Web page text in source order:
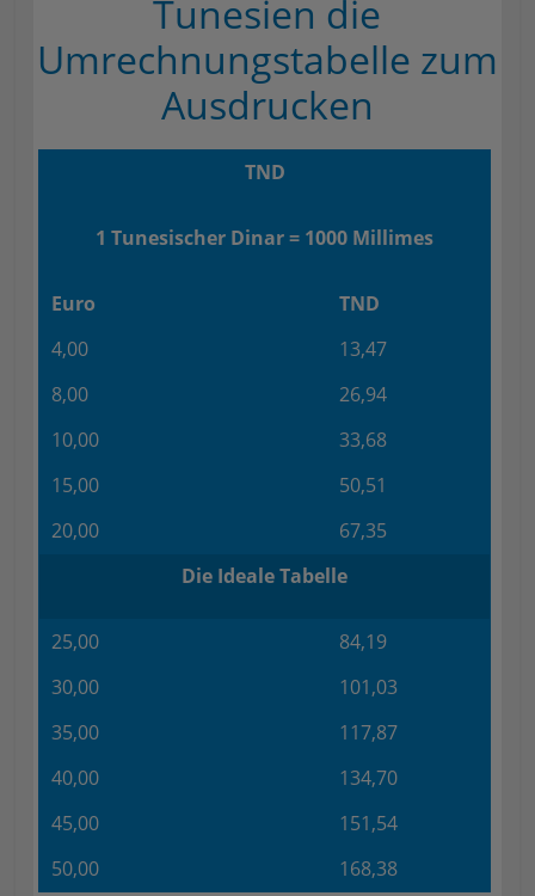
Tunesien die
Umrechnungstabelle zum
Ausdrucken
TND
1 Tunesischer Dinar = 1000 Millimes
Euro
TND
4,00
13,47
8,00
26,94
10,00
33,68
15,00
50,51
20,00
67,35
Die Ideale Tabelle
25,00
84,19
30,00
101,03
35,00
117,87
40,00
134,70
45,00
151,54
50,00
168,38